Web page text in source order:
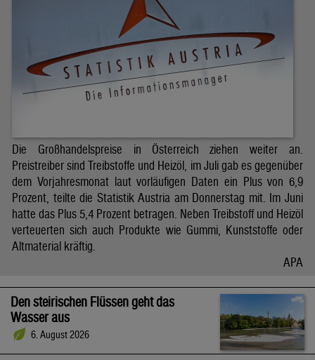
Die Großhandelspreise in Österreich ziehen weiter an.
Preistreiber sind Treibstoffe und Heizöl, im Juli gab es gegenüber
dem Vorjahresmonat laut vorläufigen Daten ein Plus von 6,9
Prozent, teilte die Statistik Austria am Donnerstag mit. Im Juni
hatte das Plus 5,4 Prozent betragen. Neben Treibstoff und Heizöl
verteuerten sich auch Produkte wie Gummi, Kunststoffe oder
Altmaterial kräftig.
APA
Den steirischen Flüssen geht das
Wasser aus
6. August 2026